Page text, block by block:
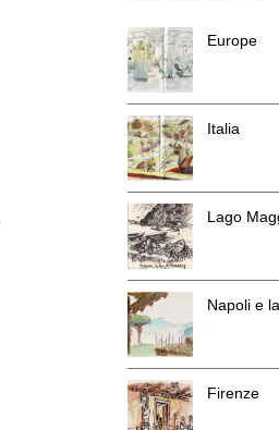
Europe
Italia
Lago
Napoli e
Firenze